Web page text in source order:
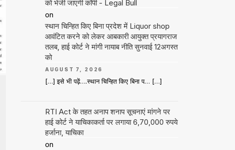
को भेजी जाएगी कॉपी - Legal Bull
on
स्थान चिन्हित किए बिना प्रदेश में Liquor shop
आवंटित करने को लेकर आबकारी आयुक्त प्रयागराज
तलब, हाई कोर्ट ने मांगी नायाब नीति सुनवाई 12अगस्त
को
AUGUST 7, 2026
[…] इसे भी पढ़ें….स्थान चिन्हित किए बिना प… […]
RTI Act के तहत अनाप शनाप सूचनाएं मांगने पर
हाई कोर्ट ने याचिकाकर्ता पर लगाया 6,70,000 रुपये
हर्जाना, याचिका
on